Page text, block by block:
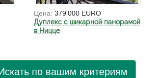
Цена: 379'000 EURO
Дуплекс с шикарной панорамой
в Ницце
по вашим критериям